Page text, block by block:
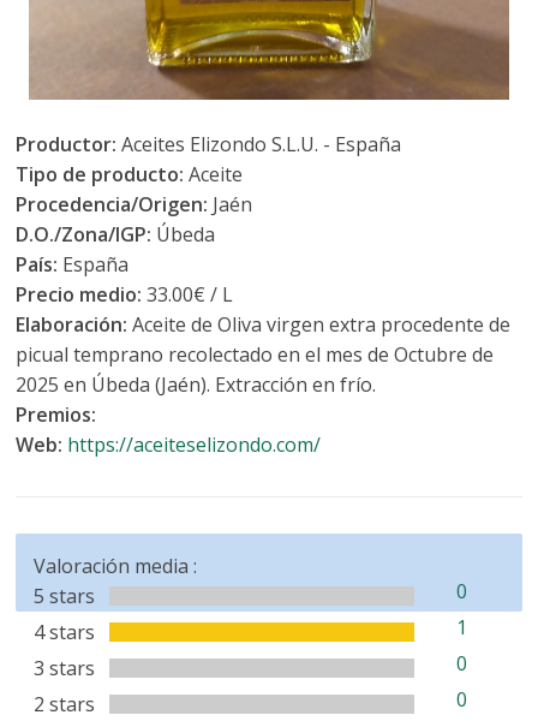
Productor: Aceites Elizondo S.L.U. - España
Tipo de producto:Aceite
Procedencia/Origen: Jaén
D.O./Zona/IGP: Úbeda
País: España
Precio medio: 33.00€ / L
Elaboración: Aceite de Oliva virgen extra procedente de
picual temprano recolectado en el mes de Octubre de
2025 en Úbeda (Jaén). Extracción en frío.
Premios:
Web: https://aceiteselizondo.com/
Valoración media :
5 stars
0
4 stars
1
3 stars
0
2 stars
0